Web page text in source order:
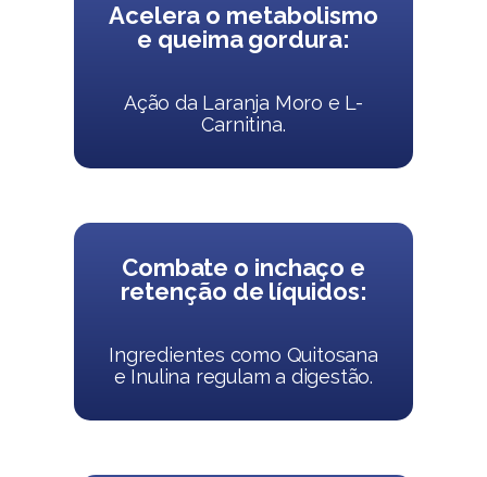
Acelera o metabolismo
e queima gordura:
Ação da Laranja Moro e L-
Carnitina.
Combate o inchaço e
retenção de líquidos:
Ingredientes como Quitosana
e Inulina regulam a digestão.